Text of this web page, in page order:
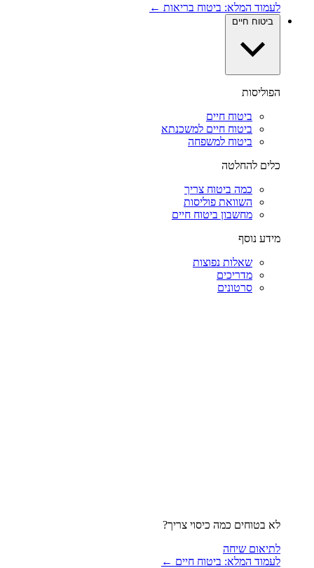
לעמוד המלא: ביטוח בריאות ←
ביטוח חיים
הפוליסות
ביטוח חיים
ביטוח חיים למשכנתא
ביטוח למשפחה
כלים להחלטה
כמה ביטוח צריך
השוואת פוליסות
מחשבון ביטוח חיים
מידע נוסף
שאלות נפוצות
מדריכים
סרטונים
לא בטוחים כמה כיסוי צריך?
לתיאום שיחה
לעמוד המלא: ביטוח חיים ←